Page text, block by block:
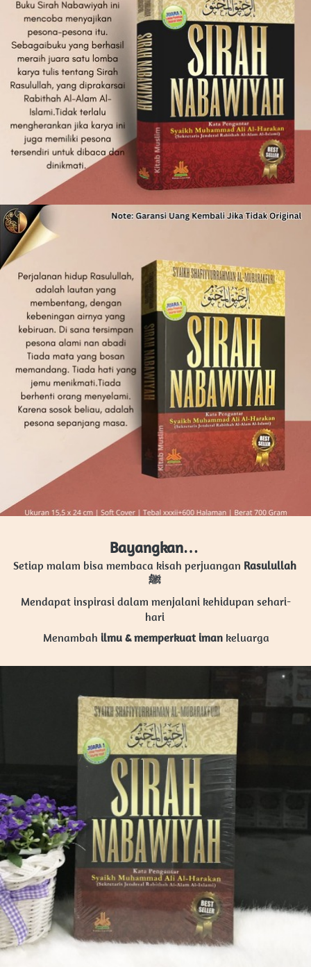
Bayangkan…
Setiap malam bisa membaca kisah perjuangan Rasulullah
ﷺ
Mendapat inspirasi dalam menjalani kehidupan sehari-
hari
Menambah ilmu & memperkuat iman keluarga